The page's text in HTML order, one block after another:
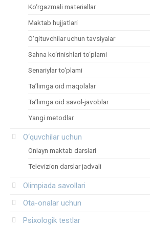
Ko‘rgazmali materiallar
Maktab hujjatlari
O‘qituvchilar uchun tavsiyalar
Sahna ko‘rinishlari to‘plami
Senariylar to‘plami
Ta’limga oid maqolalar
Ta’limga oid savol-javoblar
Yangi metodlar
O‘quvchilar uchun
Onlayn maktab darslari
Televizion darslar jadvali
Olimpiada savollari
Ota-onalar uchun
Psixologik testlar